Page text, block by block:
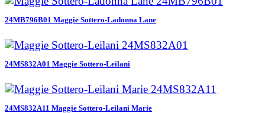
24MB796B01 Maggie Sottero-Ladonna Lane
24MS832A01 Maggie Sottero-Leilani
24MS832A11 Maggie Sottero-Leilani Marie